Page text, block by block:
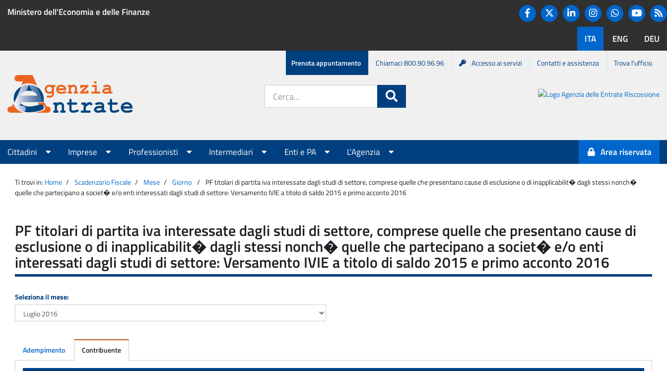
Ministero dell'Economia e delle Finanze
Twitter
LinkedinInstagram
ITA ENG DEU
Menu
servizio
Prenota appuntamento Chiamaci 800.90.96.96 Accesso ai servizi Contatti e assistenza Trova l'ufficio
Agenzia
Entrate
sito:
Agenzia
Entrate-
Riscossione
Menu
principale
Cittadini Imprese Professionisti Intermediari Enti e PA L'Agenzia Area riservata
Ti trovi in: Home Scadenzario Fiscale Mese Giorno
PF titolari di partita iva interessate dagli studi di settore, comprese quelle che presentano cause di esclusione o di inapplicabilit� dagli stessi nonch�
quelle che partecipano a societ� e/o enti interessati dagli studi di settore: Versamento IVIE a titolo di saldo 2015 e primo acconto 2016
PF titolari di partita iva interessate dagli studi di settore, comprese quelle che presentano cause di
esclusione o di inapplicabilit� dagli stessi nonch� quelle che partecipano a societ� e/o enti
interessati dagli studi di settore: Versamento IVIE a titolo di saldo 2015 e primo acconto 2016
Seleziona il mese:
Adempimento Contribuente